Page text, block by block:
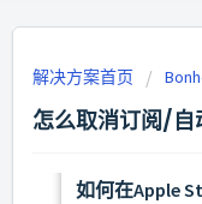
解决方案首页
怎么取消订阅/自
如何在Apple